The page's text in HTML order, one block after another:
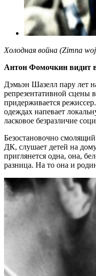
Холодная война (Zimna
Антон Фомочкин видит
Дэмьэн Шазелл пару лет
репрезентативной сцены
придерживается
одеждах напевает
ласковое безразличие
Безостановочно
ДК, слушает детей на
приглянется одна, она,
разница. На то она и